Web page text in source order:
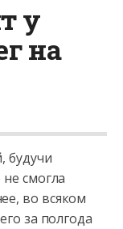
у
на
будучи
смогла
во всяком
за полгода